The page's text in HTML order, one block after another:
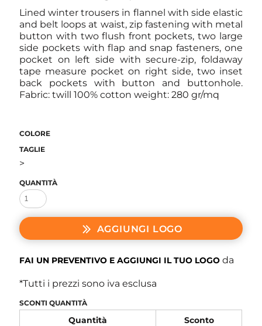
Lined winter trousers in flannel with side elastic
and belt loops at waist, zip fastening with metal
button with two flush front pockets, two large
side pockets with flap and snap fasteners, one
pocket on left side with secure-zip, foldaway
tape measure pocket on right side, two inset
back pockets with button and buttonhole.
Fabric: twill 100% cotton weight: 280 gr/mq
COLORE
TAGLIE
>
QUANTITÀ
AGGIUNGI LOGO
FAI UN PREVENTIVO E AGGIUNGI IL TUO LOGO da
*Tutti i prezzi sono iva esclusa
SCONTI QUANTITÀ
Quantità
Sconto